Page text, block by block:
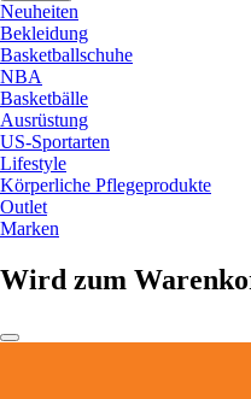
Neuheiten
Bekleidung
Basketballschuhe
NBA
Basketbälle
Ausrüstung
US-Sportarten
Lifestyle
Körperliche Pflegeprodukte
Outlet
Marken
Wird zum